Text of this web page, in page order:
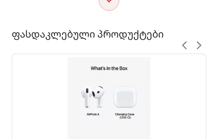
ფასდაკლებული პროდუქტები